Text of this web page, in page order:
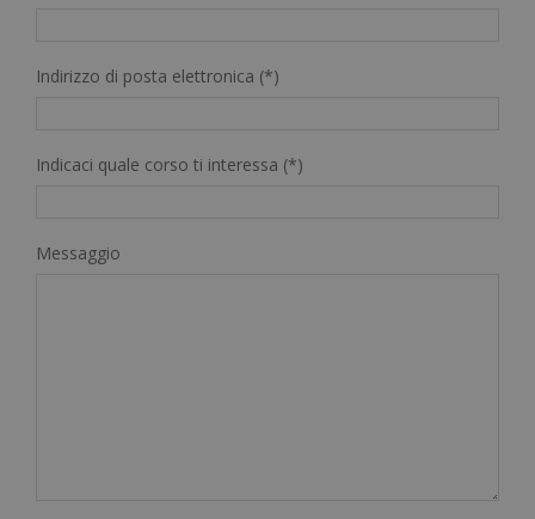
Indirizzo di posta elettronica (*)
Indicaci quale corso ti interessa (*)
Messaggio